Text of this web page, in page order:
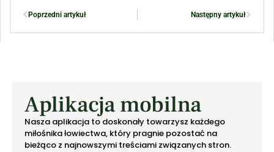
Poprzedni artykuł Następny artykuł
Aplikacja mobilna
Nasza aplikacja to doskonały towarzysz każdego
miłośnika łowiectwa, który pragnie pozostać na
bieżąco z najnowszymi treściami związanych stron.